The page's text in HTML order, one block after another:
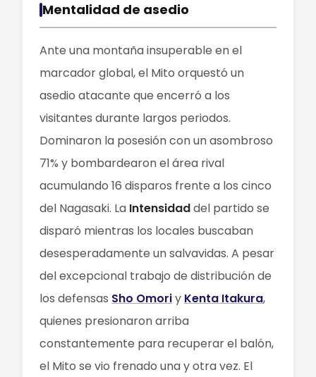
Mentalidad de asedio
Ante una montaña insuperable en el
marcador global, el Mito orquestó un
asedio atacante que encerró a los
visitantes durante largos periodos.
Dominaron la posesión con un asombroso
71% y bombardearon el área rival
acumulando 16 disparos frente a los cinco
del Nagasaki. La Intensidaddel partido se
disparó mientras los locales buscaban
desesperadamente un salvavidas. A pesar
del excepcional trabajo de distribución de
los defensas Sho Omoriy Kenta Itakura,
quienes presionaron arriba
constantemente para recuperar el balón,
el Mito se vio frenado una y otra vez. El